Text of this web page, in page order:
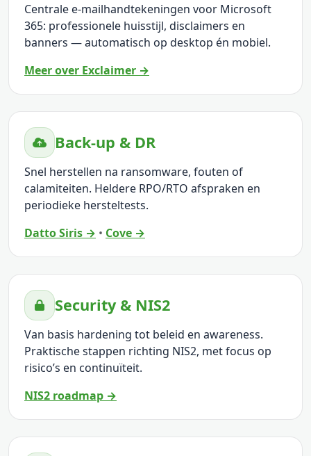
Centrale e-mailhandtekeningen voor Microsoft
365: professionele huisstijl, disclaimers en
banners — automatisch op desktop én mobiel.
Meer over Exclaimer →
Back-up & DR
Snel herstellen na ransomware, fouten of
calamiteiten. Heldere RPO/RTO afspraken en
periodieke hersteltests.
Datto Siris → • Cove →
Security & NIS2
Van basis hardening tot beleid en awareness.
Praktische stappen richting NIS2, met focus op
risico’s en continuïteit.
NIS2 roadmap →